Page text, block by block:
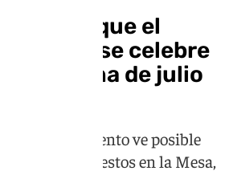
prevé que el
se celebre
quincena de julio
del Parlamento ve posible
uno o dos puestos en la Mesa,